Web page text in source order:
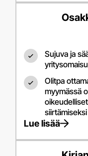
Sujuva ja
Olitpa
myymässä
Lue lisää